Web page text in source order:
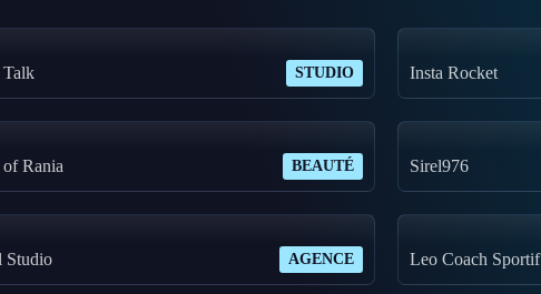
Talk STUDIO Insta Rocket
Rania BEAUTÉ Sirel976
Studio AGENCE Leo Coach Sportif